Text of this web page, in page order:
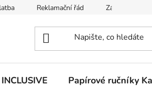
Reklamační řád Zásady
Papírové ručníky